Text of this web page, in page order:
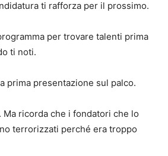
ti rafforza per il prossimo.
per trovare talenti prima
ti noti.
prima presentazione sul palco.
Ma ricorda che i fondatori che lo
terrorizzati perché era troppo